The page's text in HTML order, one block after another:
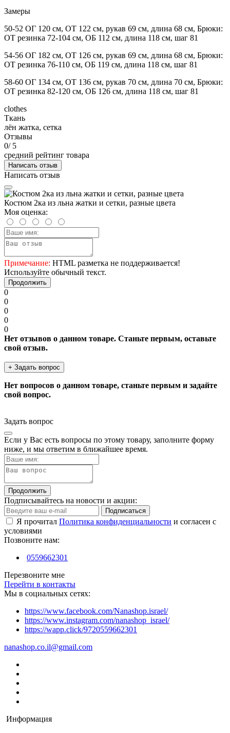
Замеры
50-52 ОГ 120 см, ОТ 122 см, рукав 69 см, длина 68 см, Брюки:
ОТ резинка 72-104 см, ОБ 112 см, длина 118 см, шаг 81
54-56 ОГ 182 см, ОТ 126 см, рукав 69 см, длина 68 см, Брюки:
ОТ резинка 76-110 см, ОБ 119 см, длина 118 см, шаг 81
58-60 ОГ 134 см, ОТ 136 см, рукав 70 см, длина 70 см, Брюки:
ОТ резинка 82-120 см, ОБ 126 см, длина 118 см, шаг 81
clothes
Ткань
лён жатка, сетка
Отзывы
0/ 5
средний рейтинг товара
Написать отзыв
Написать отзыв
Костюм 2ка из льна жатки и сетки, разные цвета
Моя оценка:
Примечание: HTML разметка не поддерживается!
Используйте обычный текст.
Продолжить
0
0
0
0
0
Нет отзывов о данном товаре. Станьте первым, оставьте
свой отзыв.
+ Задать вопрос
Нет вопросов о данном товаре, станьте первым и задайте
свой вопрос.
Задать вопрос
Если у Вас есть вопросы по этому товару, заполните форму
ниже, и мы ответим в ближайшее время.
Продолжить
Подписывайтесь на новости и акции:
Подписаться
Я прочитал Политика конфиденциальности и согласен с
условиями
Позвоните нам:
0559662301
Перезвоните мне
Перейти в контакты
Мы в социальных сетях:
https://www.facebook.com/Nanashop.israel/
https://www.instagram.com/nanashop_israel/
https://wapp.click/9720559662301
nanashop.co.il@gmail.com
Информация